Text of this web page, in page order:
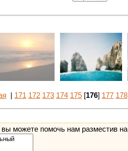
171 172 173 174 175 [176] 177 178
можете помочь нам разместив